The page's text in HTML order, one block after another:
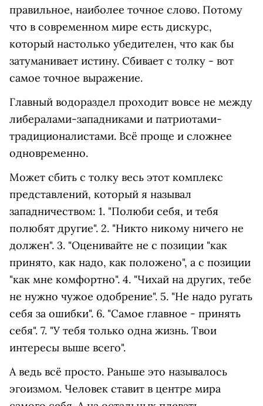
правильное, наиболее точное слово. Потому
что в современном мире есть дискурс,
который настолько убедителен, что как бы
затуманивает истину. Сбивает с толку - вот
самое точное выражение.
Главный водораздел проходит вовсе не между
либералами-западниками и патриотами-
традиционалистами. Всё проще и сложнее
одновременно.
Может сбить с толку весь этот комплекс
представлений, который я называл
западничеством: 1. "Полюби себя, и тебя
полюбят другие". 2. "Никто никому ничего не
должен". 3. "Оценивайте не с позиции "как
принято, как надо, как положено", а с позиции
"как мне комфортно". 4. "Чихай на других, тебе
не нужно чужое одобрение". 5. "Не надо ругать
себя за ошибки". 6. "Самое главное - принять
себя". 7. "У тебя только одна жизнь. Твои
интересы выше всего".
А ведь всё просто. Раньше это называлось
эгоизмом. Человек ставит в центре мира